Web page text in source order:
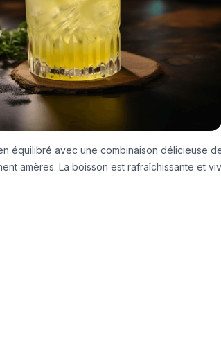
équilibré avec une combinaison délicieuse
amères. La boisson est rafraîchissante et